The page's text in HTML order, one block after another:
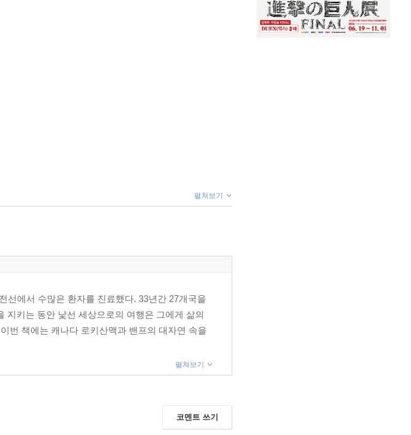
펼쳐보기
선에서 수많은 환자를 진료했다. 33년간 27개국을
지키는 동안 낯선 세상으로의 여행은 그에게 삶의
번 책에는 캐나다 로키산맥과 밴프의 대자연 속을
펼쳐보기
코멘트 쓰기